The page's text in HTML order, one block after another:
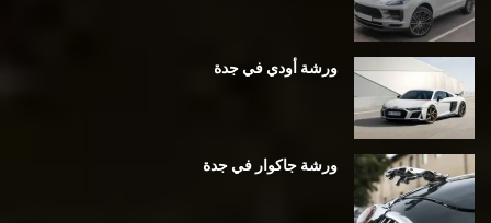
ورشة أودي في جدة
ورشة جاكوار في جدة